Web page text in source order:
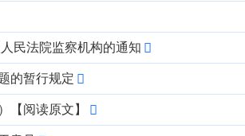
民法院监察机构的通知
的暂行规定
【阅读原文】